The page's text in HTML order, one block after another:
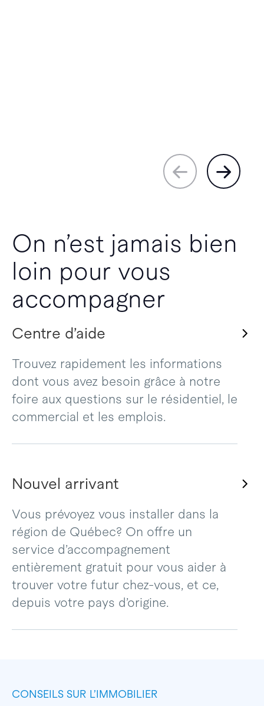
On n’est jamais bien
loin pour vous
accompagner
Centre d’aide
Trouvez rapidement les informations
dont vous avez besoin grâce à notre
foire aux questions sur le résidentiel, le
commercial et les emplois.
Nouvel arrivant
Vous prévoyez vous installer dans la
région de Québec? On offre un
service d’accompagnement
entièrement gratuit pour vous aider à
trouver votre futur chez-vous, et ce,
depuis votre pays d’origine.
CONSEILS SUR L’IMMOBILIER